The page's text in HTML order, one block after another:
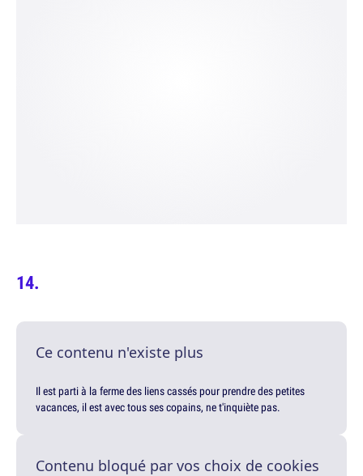
Ce contenu n'existe plus
Il est parti à la ferme des liens cassés pour prendre des petites
vacances, il est avec tous ses copains, ne t'inquiète pas.
Contenu bloqué par vos choix de cookies